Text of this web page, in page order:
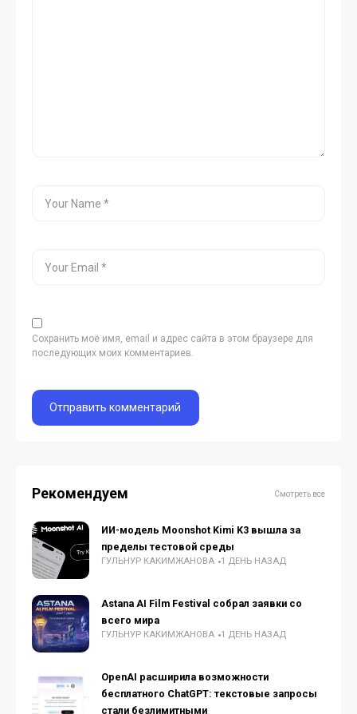
Сохранить моё имя, email и адрес сайта в этом браузере для
последующих моих комментариев.
Рекомендуем Смотреть все
ИИ-модель Moonshot Kimi K3 вышла за
пределы тестовой среды
ГУЛЬНУР КАКИМЖАНОВА 1 ДЕНЬ НАЗАД
Astana AI Film Festival собрал заявки со
всего мира
ГУЛЬНУР КАКИМЖАНОВА 1 ДЕНЬ НАЗАД
OpenAI расширила возможности
бесплатного ChatGPT: текстовые запросы
стали безлимитными